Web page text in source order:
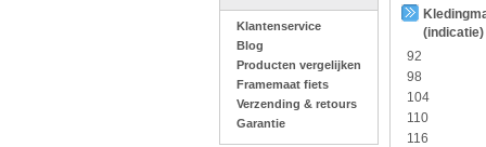
Klantenservice
Blog
Producten vergelijken
Framemaat fiets
Verzending & retours
Garantie
(indicatie)
92
98
104
110
116